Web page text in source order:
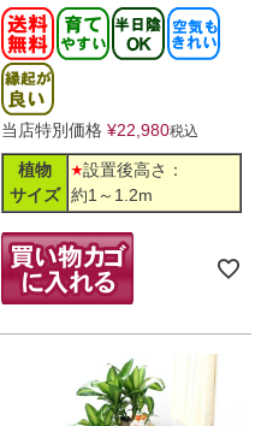
当店特別価格 ¥22,980税込
植物
サイズ
設置後高さ：
約1～1.2m